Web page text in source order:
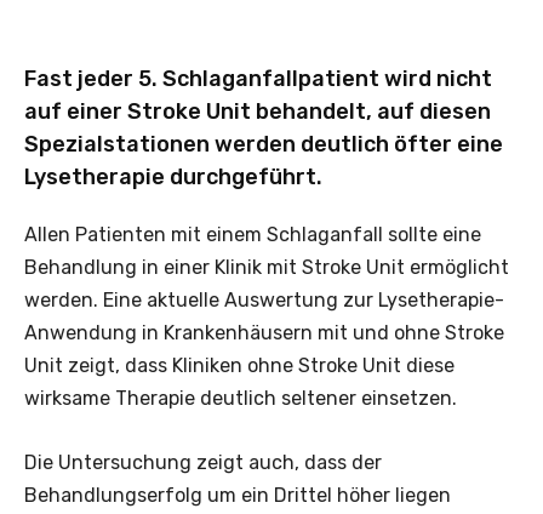
Fast jeder 5. Schlaganfallpatient wird nicht
auf einer Stroke Unit behandelt, auf diesen
Spezialstationen werden deutlich öfter eine
Lysetherapie durchgeführt.
Allen Patienten mit einem Schlaganfall sollte eine
Behandlung in einer Klinik mit Stroke Unit ermöglicht
werden. Eine aktuelle Auswertung zur Lysetherapie-
Anwendung in Krankenhäusern mit und ohne Stroke
Unit zeigt, dass Kliniken ohne Stroke Unit diese
wirksame Therapie deutlich seltener einsetzen.
Die Untersuchung zeigt auch, dass der
Behandlungserfolg um ein Drittel höher liegen